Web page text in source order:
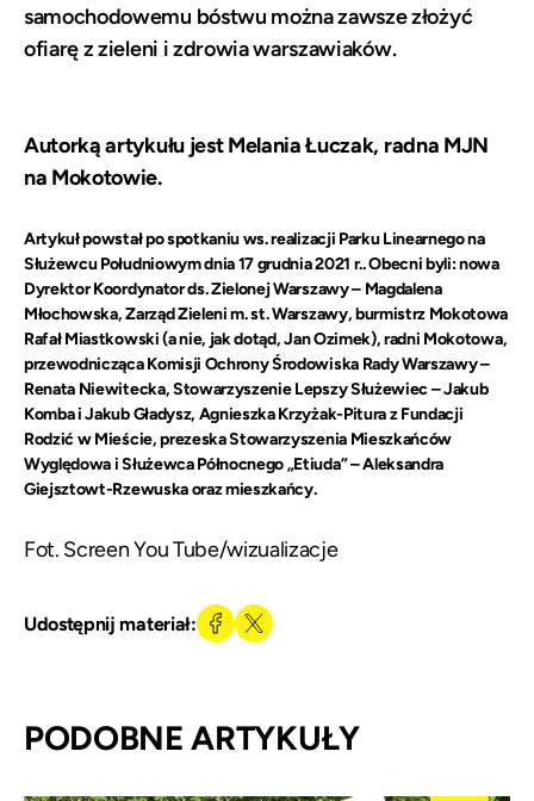
samochodowemu bóstwu można zawsze złożyć
ofiarę z zieleni i zdrowia warszawiaków.
Autorką artykułu jest Melania Łuczak, radna MJN
na Mokotowie.
Artykuł powstał po spotkaniu ws. realizacji Parku Linearnego na
Służewcu Południowym dnia 17 grudnia 2021 r.. Obecni byli: nowa
Dyrektor Koordynator ds. Zielonej Warszawy – Magdalena
Młochowska, Zarząd Zieleni m. st. Warszawy, burmistrz Mokotowa
Rafał Miastkowski (a nie, jak dotąd, Jan Ozimek), radni Mokotowa,
przewodnicząca Komisji Ochrony Środowiska Rady Warszawy –
Renata Niewitecka, Stowarzyszenie Lepszy Służewiec – Jakub
Komba i Jakub Gładysz, Agnieszka Krzyżak-Pitura z Fundacji
Rodzić w Mieście, prezeska Stowarzyszenia Mieszkańców
Wyględowa i Służewca Północnego „Etiuda” – Aleksandra
Giejsztowt-Rzewuska oraz mieszkańcy.
Fot. Screen You Tube/wizualizacje
Udostępnij materiał:
PODOBNE ARTYKUŁY